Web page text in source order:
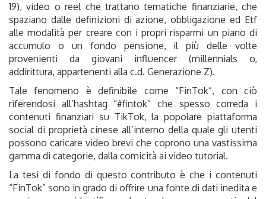
19), video o reel che trattano tematiche finanziarie, che
spaziano dalle definizioni di azione, obbligazione ed Etf
alle modalità per creare con i propri risparmi un piano di
accumulo o un fondo pensione, il più delle volte
provenienti da giovani influencer (millennials o,
addirittura, appartenenti alla c.d. Generazione Z).
Tale fenomeno è definibile come “FinTok”, con ciò
riferendosi all’hashtag “#fintok” che spesso correda i
contenuti finanziari su TikTok, la popolare piattaforma
social di proprietà cinese all’interno della quale gli utenti
possono caricare video brevi che coprono una vastissima
gamma di categorie, dalla comicità ai video tutorial.
La tesi di fondo di questo contributo è che i contenuti
“FinTok” sono in grado di offrire una fonte di dati inedita e